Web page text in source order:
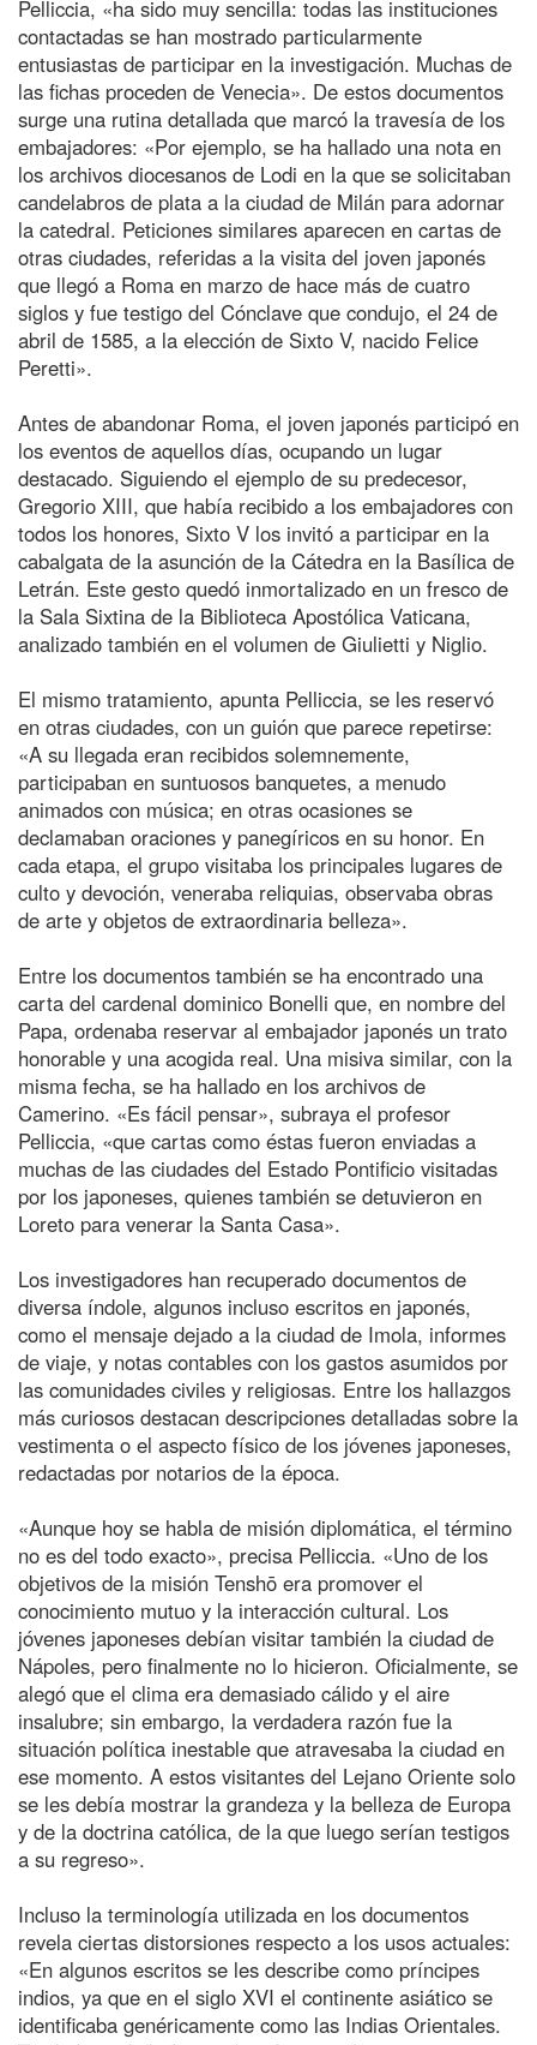
Pelliccia, «ha sido muy sencilla: todas las instituciones
contactadas se han mostrado particularmente
entusiastas de participar en la investigación. Muchas de
las fichas proceden de Venecia». De estos documentos
surge una rutina detallada que marcó la travesía de los
embajadores: «Por ejemplo, se ha hallado una nota en
los archivos diocesanos de Lodi en la que se solicitaban
candelabros de plata a la ciudad de Milán para adornar
la catedral. Peticiones similares aparecen en cartas de
otras ciudades, referidas a la visita del joven japonés
que llegó a Roma en marzo de hace más de cuatro
siglos y fue testigo del Cónclave que condujo, el 24 de
abril de 1585, a la elección de Sixto V, nacido Felice
Peretti».
Antes de abandonar Roma, el joven japonés participó en
los eventos de aquellos días, ocupando un lugar
destacado. Siguiendo el ejemplo de su predecesor,
Gregorio XIII, que había recibido a los embajadores con
todos los honores, Sixto V los invitó a participar en la
cabalgata de la asunción de la Cátedra en la Basílica de
Letrán. Este gesto quedó inmortalizado en un fresco de
la Sala Sixtina de la Biblioteca Apostólica Vaticana,
analizado también en el volumen de Giulietti y Niglio.
El mismo tratamiento, apunta Pelliccia, se les reservó
en otras ciudades, con un guión que parece repetirse:
«A su llegada eran recibidos solemnemente,
participaban en suntuosos banquetes, a menudo
animados con música; en otras ocasiones se
declamaban oraciones y panegíricos en su honor. En
cada etapa, el grupo visitaba los principales lugares de
culto y devoción, veneraba reliquias, observaba obras
de arte y objetos de extraordinaria belleza».
Entre los documentos también se ha encontrado una
carta del cardenal dominico Bonelli que, en nombre del
Papa, ordenaba reservar al embajador japonés un trato
honorable y una acogida real. Una misiva similar, con la
misma fecha, se ha hallado en los archivos de
Camerino. «Es fácil pensar», subraya el profesor
Pelliccia, «que cartas como éstas fueron enviadas a
muchas de las ciudades del Estado Pontificio visitadas
por los japoneses, quienes también se detuvieron en
Loreto para venerar la Santa Casa».
Los investigadores han recuperado documentos de
diversa índole, algunos incluso escritos en japonés,
como el mensaje dejado a la ciudad de Imola, informes
de viaje, y notas contables con los gastos asumidos por
las comunidades civiles y religiosas. Entre los hallazgos
más curiosos destacan descripciones detalladas sobre la
vestimenta o el aspecto físico de los jóvenes japoneses,
redactadas por notarios de la época.
«Aunque hoy se habla de misión diplomática, el término
no es del todo exacto», precisa Pelliccia. «Uno de los
objetivos de la misión Tenshō era promover el
conocimiento mutuo y la interacción cultural. Los
jóvenes japoneses debían visitar también la ciudad de
Nápoles, pero finalmente no lo hicieron. Oficialmente, se
alegó que el clima era demasiado cálido y el aire
insalubre; sin embargo, la verdadera razón fue la
situación política inestable que atravesaba la ciudad en
ese momento. A estos visitantes del Lejano Oriente solo
se les debía mostrar la grandeza y la belleza de Europa
y de la doctrina católica, de la que luego serían testigos
a su regreso».
Incluso la terminología utilizada en los documentos
revela ciertas distorsiones respecto a los usos actuales:
«En algunos escritos se les describe como príncipes
indios, ya que en el siglo XVI el continente asiático se
identificaba genéricamente como las Indias Orientales.